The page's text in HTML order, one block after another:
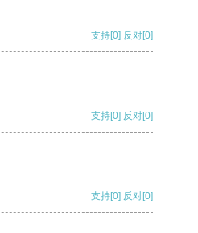
支持[0] 反对[0]
支持[0] 反对[0]
支持[0] 反对[0]